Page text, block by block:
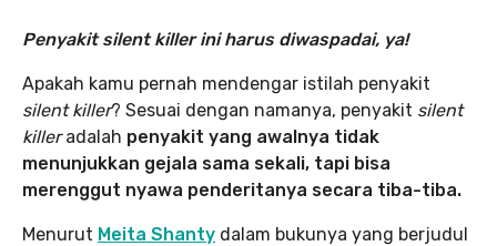
Penyakit silent killer ini harus diwaspadai, ya!
Apakah kamu pernah mendengar istilah penyakit
silent killer? Sesuai dengan namanya, penyakit silent
killeradalah penyakit yang awalnya tidak
menunjukkan gejala sama sekali, tapi bisa
merenggut nyawa penderitanya secara tiba-tiba.
Menurut Meita Shanty dalam bukunya yang berjudul